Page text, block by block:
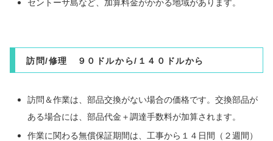
セントーサ島など、加算料金がかかる地域があります。
訪問/修理 ９０ドルから/１４０ドルから
訪問＆作業は、部品交換がない場合の価格です。交換部品が
ある場合には、部品代金＋調達手数料が加算されます。
作業に関わる無償保証期間は、工事から１４日間（２週間）